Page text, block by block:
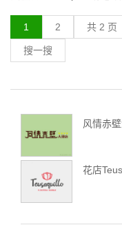
1 2 共 2 页
搜一搜
风情赤
花店